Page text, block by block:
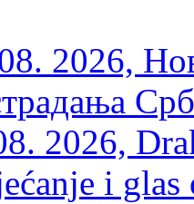
2026,
2026,
i